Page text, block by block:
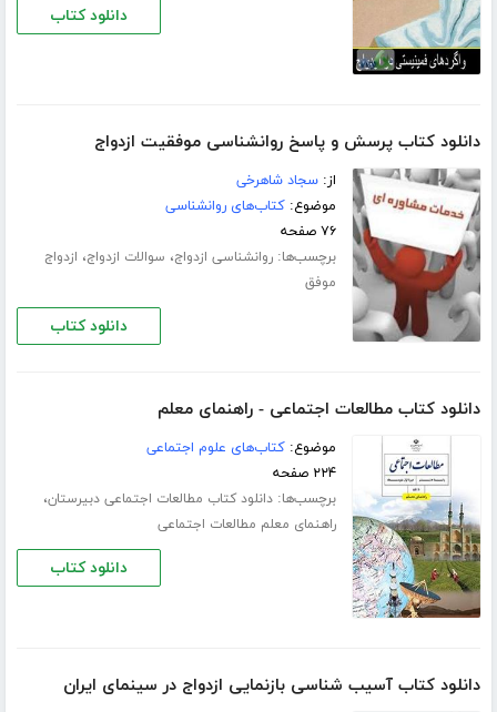
دانلود کتاب
دانلود کتاب پرسش و پاسخ روانشناسی موفقیت ازدواج
از:سجاد شاهرخی
موضوع:کتاب‌های روانشناسی
۷۶ صفحه
برچسب‌ها:روانشناسی ازدواج، سوالات ازدواج، ازدواج
موفق
دانلود کتاب
دانلود کتاب مطالعات اجتماعی - راهنمای معلم
موضوع:کتاب‌های علوم اجتماعی
۲۲۴ صفحه
برچسب‌ها:دانلود کتاب مطالعات اجتماعی دبیرستان،
راهنمای معلم مطالعات اجتماعی
دانلود کتاب
دانلود کتاب آسیب شناسی بازنمایی ازدواج در سینمای ایران